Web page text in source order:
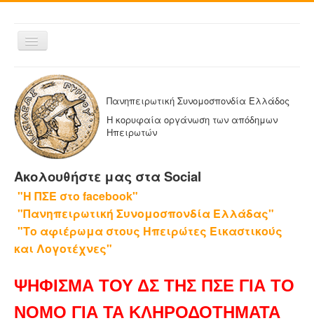
Εναλλαγή
πλοήγησης
ΑΡΧΙΚΗ
Η ΠΑΝΗΠΕΙΡΩΤΙΚΗ
ΔΕΛΤΙΑ ΤΥΠΟΥ
ΑΔΕΛΦΟΤΗΤΕΣ-ΟΜΟΣΠΟΝΔΙΕΣ
Η ΕΦΗΜΕΡΙΔΑ ΜΑΣ
ΕΦΗΜΕΡΙΔΕΣ ΑΔΕΛΦΟΤΗΤΩΝ
ΕΠΙΚΟΙΝΩΝΙΑ
Πανηπειρωτική Συνομοσπονδία Ελλάδος
Η κορυφαία οργάνωση των απόδημων
Ηπειρωτών
Ακολουθήστε μας στα Social
"Η ΠΣΕ στο facebook"
"Πανηπειρωτική Συνομοσπονδία Ελλάδας"
"Το αφιέρωμα στους Ηπειρώτες Εικαστικούς
και Λογοτέχνες"
ΨΗΦΙΣΜΑ ΤΟΥ ΔΣ ΤΗΣ ΠΣΕ ΓΙΑ ΤΟ
ΝΟΜΟ ΓΙΑ ΤΑ ΚΛΗΡΟΔΟΤΗΜΑΤΑ